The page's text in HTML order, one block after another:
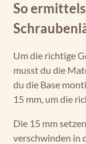
So
Um die richtige
musst du die
du die Base
15 mm, um die
Die 15 mm
verschwinden in